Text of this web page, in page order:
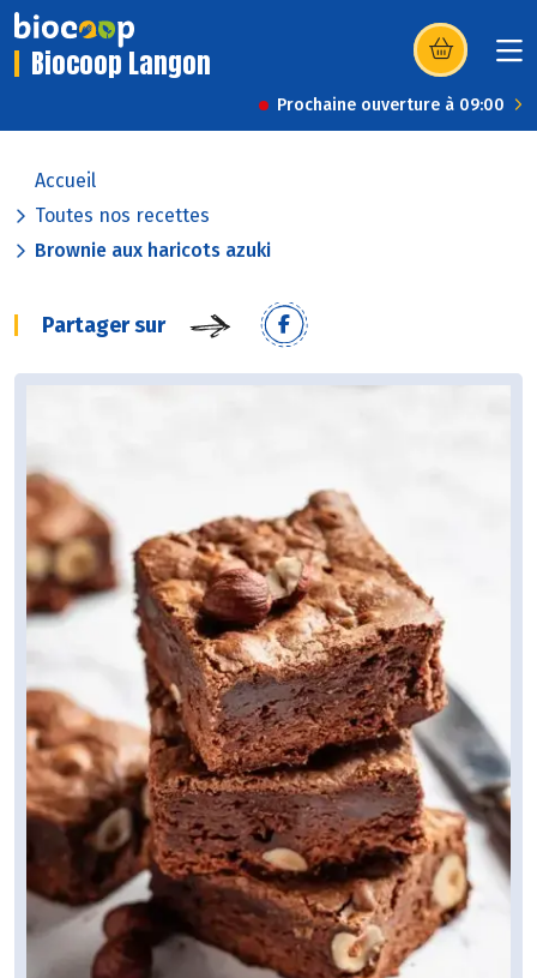
Biocoop Langon (s’ouvre dans
Prochaine ouverture à 09:00
Accueil
Toutes nos recettes
Brownie aux haricots azuki
Partager sur